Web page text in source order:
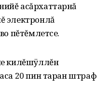
асăрхаттарнă
электронлă
пĕтĕмлетсе.
килĕшÿллĕн
20 пин таран штраф